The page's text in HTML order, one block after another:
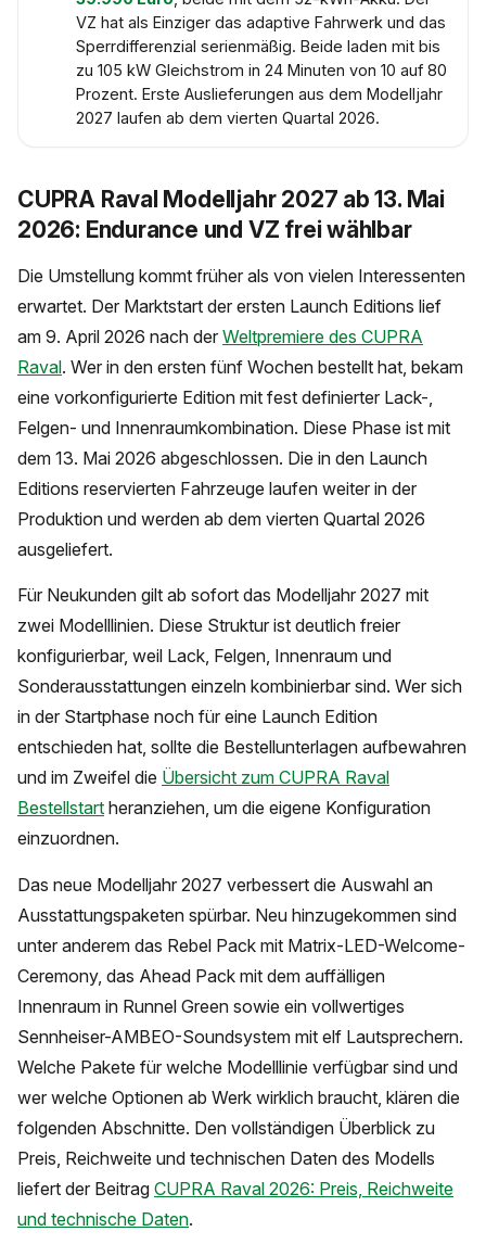
VZ hat als Einziger das adaptive Fahrwerk und das
Sperrdifferenzial serienmäßig. Beide laden mit bis
zu 105 kW Gleichstrom in 24 Minuten von 10 auf 80
Prozent. Erste Auslieferungen aus dem Modelljahr
2027 laufen ab dem vierten Quartal 2026.
CUPRA Raval Modelljahr 2027 ab 13. Mai
2026: Endurance und VZ frei wählbar
Die Umstellung kommt früher als von vielen Interessenten
erwartet. Der Marktstart der ersten Launch Editions lief
am 9. April 2026 nach der Weltpremiere des CUPRA
Raval. Wer in den ersten fünf Wochen bestellt hat, bekam
eine vorkonfigurierte Edition mit fest definierter Lack-,
Felgen- und Innenraumkombination. Diese Phase ist mit
dem 13. Mai 2026 abgeschlossen. Die in den Launch
Editions reservierten Fahrzeuge laufen weiter in der
Produktion und werden ab dem vierten Quartal 2026
ausgeliefert.
Für Neukunden gilt ab sofort das Modelljahr 2027 mit
zwei Modelllinien. Diese Struktur ist deutlich freier
konfigurierbar, weil Lack, Felgen, Innenraum und
Sonderausstattungen einzeln kombinierbar sind. Wer sich
in der Startphase noch für eine Launch Edition
entschieden hat, sollte die Bestellunterlagen aufbewahren
und im Zweifel die Übersicht zum CUPRA Raval
Bestellstart heranziehen, um die eigene Konfiguration
einzuordnen.
Das neue Modelljahr 2027 verbessert die Auswahl an
Ausstattungspaketen spürbar. Neu hinzugekommen sind
unter anderem das Rebel Pack mit Matrix-LED-Welcome-
Ceremony, das Ahead Pack mit dem auffälligen
Innenraum in Runnel Green sowie ein vollwertiges
Sennheiser-AMBEO-Soundsystem mit elf Lautsprechern.
Welche Pakete für welche Modelllinie verfügbar sind und
wer welche Optionen ab Werk wirklich braucht, klären die
folgenden Abschnitte. Den vollständigen Überblick zu
Preis, Reichweite und technischen Daten des Modells
liefert der Beitrag CUPRA Raval 2026: Preis, Reichweite
und technische Daten.